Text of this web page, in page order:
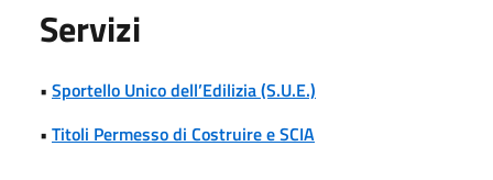
Servizi
• Sportello Unico dell’Edilizia (S.U.E.)
• Titoli Permesso di Costruire e SCIA